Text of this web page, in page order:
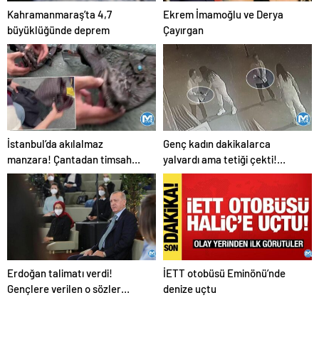
Kahramanmaraş’ta 4,7
büyüklüğünde deprem
Ekrem İmamoğlu ve Derya
Çayırgan
İstanbul’da akılalmaz
manzara! Çantadan timsah
çıktı
Genç kadın dakikalarca
yalvardı ama tetiği çekti!
Kurşun yağdırdı
Erdoğan talimatı verdi!
Gençlere verilen o sözler
İETT otobüsü Eminönü’nde
denize uçtu